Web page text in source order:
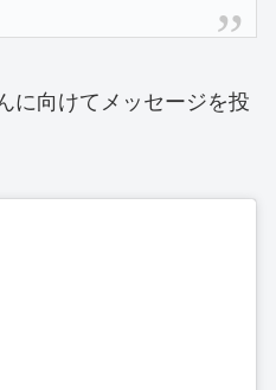
に向けてメッセージを投